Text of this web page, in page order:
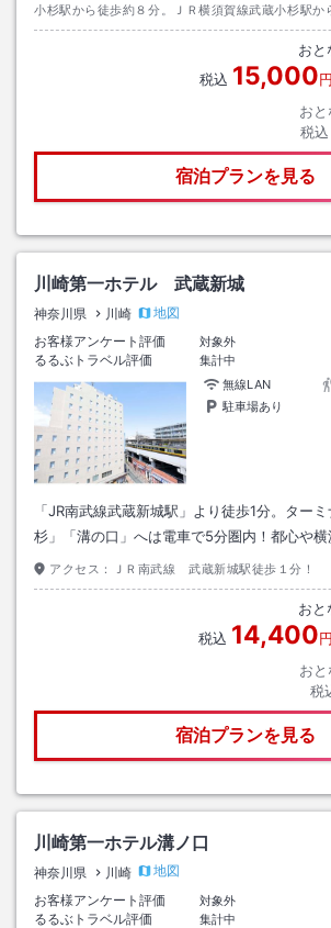
小杉駅から徒歩約８分。ＪＲ横須賀線武蔵小杉駅か
おと
税込 15,000円
おと
税込
宿泊プランを見る
川崎第一ホテル 武蔵新城
神奈川県 川崎
地図
お客様アンケート評価
対象外
るるぶトラベル評価
集計中
無線LAN
駐車場あり
「JR南武線武蔵新城駅」より徒歩1分。ター
杉」「溝の口」へは電車で5分圏内！都心や横
アクセス： ＪＲ南武線 武蔵新城駅徒歩１分！
おと
税込 14,400円
おと
税
宿泊プランを見る
川崎第一ホテル溝ノ口
神奈川県 川崎
地図
お客様アンケート評価
対象外
るるぶトラベル評価
集計中